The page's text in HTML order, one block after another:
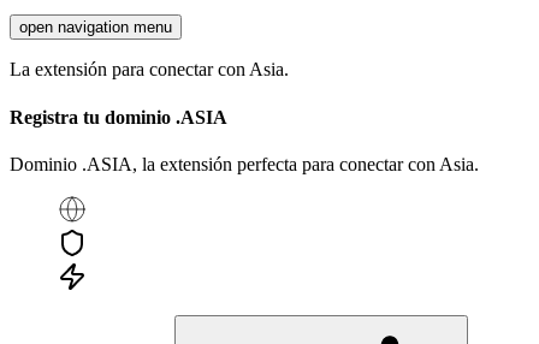
open navigation menu
La extensión para conectar con Asia.
Registra tu dominio .ASIA
Dominio .ASIA, la extensión perfecta para conectar con Asia.